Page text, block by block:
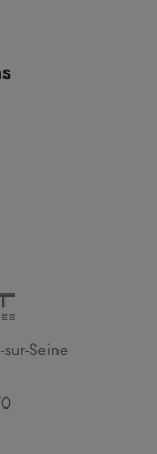
Seine